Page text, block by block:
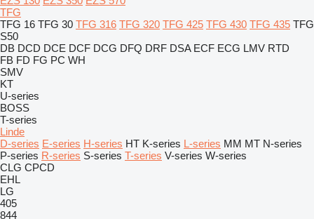
TFG
TFG 16 TFG 30 TFG 316 TFG 320 TFG 425 TFG 430 TFG 435 TFG
S50
DB DCD DCE DCF DCG DFQ DRF DSA ECF ECG LMV RTD
FB FD FG PC WH
SMV
KT
U-series
BOSS
T-series
Linde
D-series E-series H-series HT K-series L-series MM MT N-series
P-series R-series S-series T-series V-series W-series
CLG CPCD
EHL
LG
405
844